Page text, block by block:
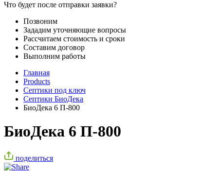
Что будет после отправки заявки?
Позвоним
Зададим уточняющие вопросы
Рассчитаем стоимость и сроки
Составим договор
Выполним работы
Главная
Products
Септики под ключ
Септики БиоДека
БиоДека 6 П-800
БиоДека 6 П-800
поделиться